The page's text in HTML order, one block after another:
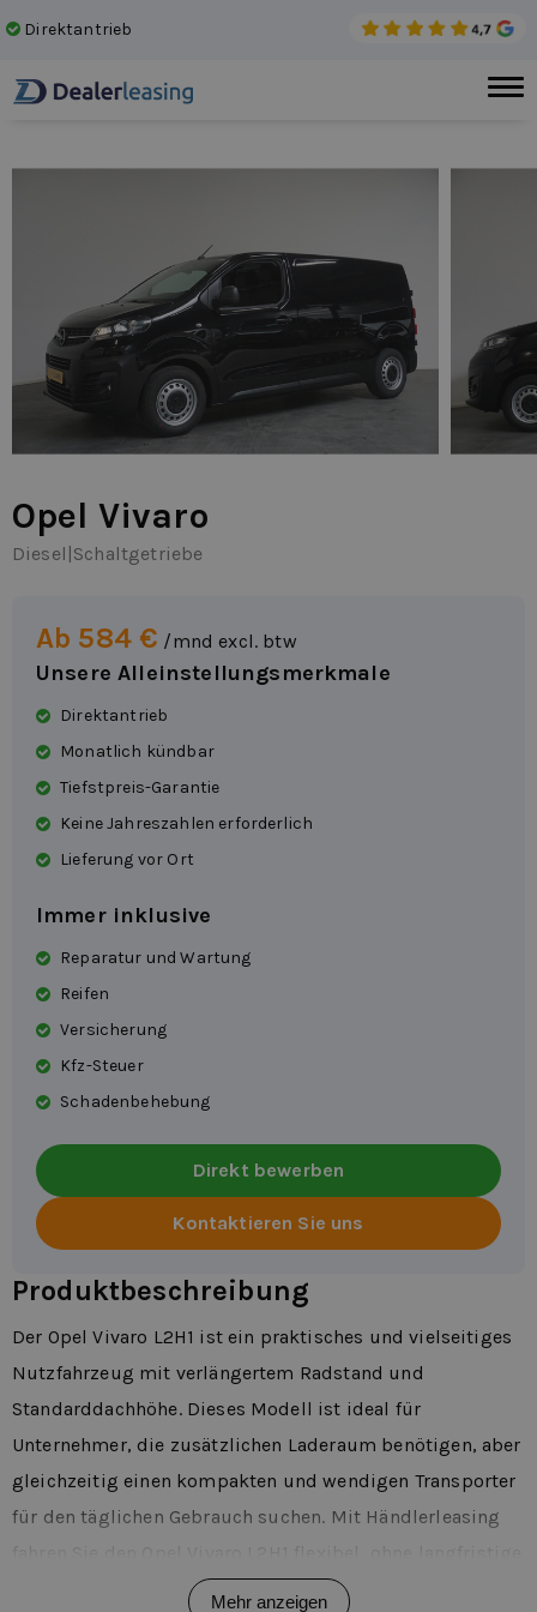
Direktantrieb
Opel Vivaro
Diesel Schaltgetriebe
Ab 584 € /mnd excl. btw
Unsere Alleinstellungsmerkmale
Direktantrieb
Monatlich kündbar
Tiefstpreis-Garantie
Keine Jahreszahlen erforderlich
Lieferung vor Ort
Immer inklusive
Reparatur und Wartung
Reifen
Versicherung
Kfz-Steuer
Schadenbehebung
Direkt bewerben
Kontaktieren Sie uns
Produktbeschreibung
Der Opel Vivaro L2H1 ist ein praktisches und vielseitiges
Nutzfahrzeug mit verlängertem Radstand und
Standarddachhöhe. Dieses Modell ist ideal für
Unternehmer, die zusätzlichen Laderaum benötigen, aber
gleichzeitig einen kompakten und wendigen Transporter
für den täglichen Gebrauch suchen. Mit Händlerleasing
Verpflichtungen und mit transparenten Konditionen.
Mehr anzeigen